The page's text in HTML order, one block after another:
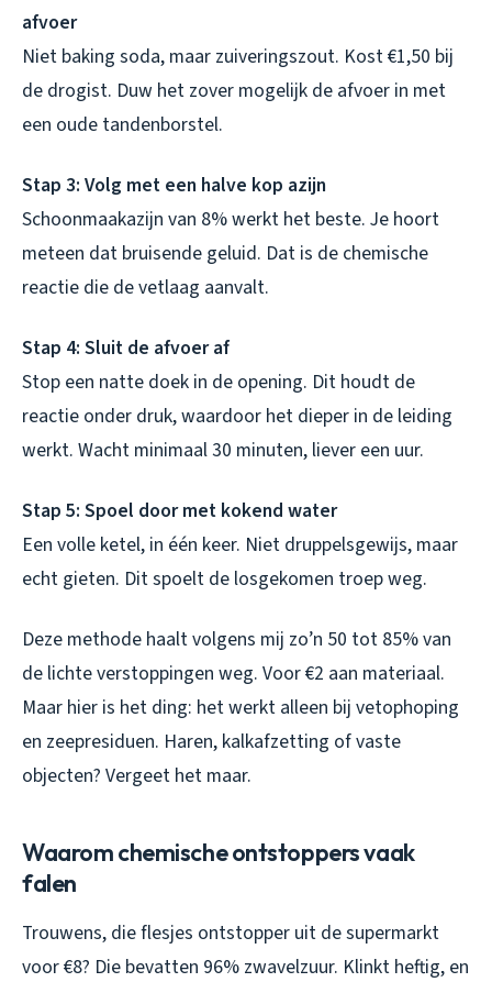
afvoer
Niet baking soda, maar zuiveringszout. Kost €1,50 bij
de drogist. Duw het zover mogelijk de afvoer in met
een oude tandenborstel.
Stap 3: Volg met een halve kop azijn
Schoonmaakazijn van 8% werkt het beste. Je hoort
meteen dat bruisende geluid. Dat is de chemische
reactie die de vetlaag aanvalt.
Stap 4: Sluit de afvoer af
Stop een natte doek in de opening. Dit houdt de
reactie onder druk, waardoor het dieper in de leiding
werkt. Wacht minimaal 30 minuten, liever een uur.
Stap 5: Spoel door met kokend water
Een volle ketel, in één keer. Niet druppelsgewijs, maar
echt gieten. Dit spoelt de losgekomen troep weg.
Deze methode haalt volgens mij zo’n 50 tot 85% van
de lichte verstoppingen weg. Voor €2 aan materiaal.
Maar hier is het ding: het werkt alleen bij vetophoping
en zeepresiduen. Haren, kalkafzetting of vaste
objecten? Vergeet het maar.
Waarom chemische ontstoppers vaak
falen
Trouwens, die flesjes ontstopper uit de supermarkt
voor €8? Die bevatten 96% zwavelzuur. Klinkt heftig, en